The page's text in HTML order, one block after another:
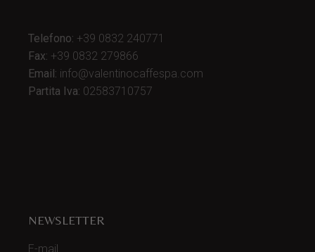
Telefono: +39 0832 240771
Fax: +39 0832 279866
Email: info@valentinocaffespa.com
Partita Iva: 02583710757
NEWSLETTER